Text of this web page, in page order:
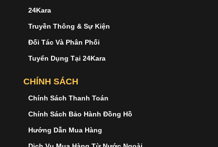
24Kara
Truyền Thông & Sự Kiện
Đối Tác Và Phân Phối
Tuyển Dụng Tại 24Kara
CHÍNH SÁCH
Chính Sách Thanh Toán
Chính Sách Bảo Hành Đồng Hồ
Hướng Dẫn Mua Hàng